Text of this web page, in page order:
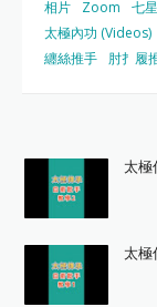
相片
Zoom 七
太極內功 (Videos)
纏絲推手
肘扌履
太極
太極